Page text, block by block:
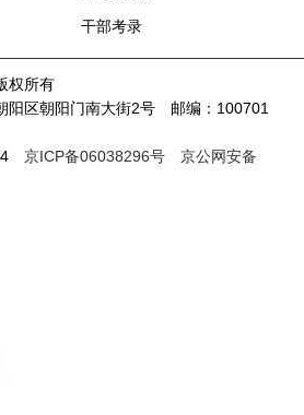
干部考录
权所有
阳区朝阳门南大街2号 邮编：100701
京ICP备06038296号
京公网安备